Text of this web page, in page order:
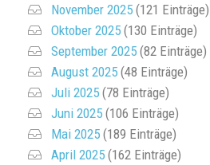
November 2025 (121 Einträge)
Oktober 2025 (130 Einträge)
September 2025 (82 Einträge)
August 2025 (48 Einträge)
Juli 2025 (78 Einträge)
Juni 2025 (106 Einträge)
Mai 2025 (189 Einträge)
April 2025 (162 Einträge)